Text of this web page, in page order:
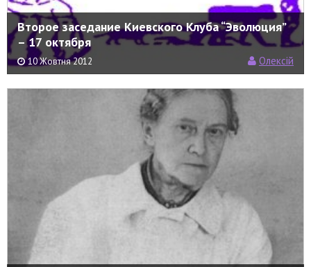
Второе заседание Киевского Клуба “Эволюция”
– 17 октября
10 Жовтня 2012 Олексій